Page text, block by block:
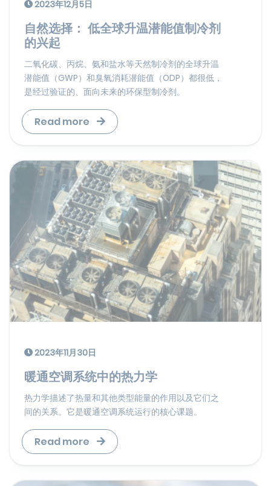
2023年12月5日
自然选择： 低全球升温潜能值制冷剂
的兴起
二氧化碳、丙烷、氨和盐水等天然制冷剂的全球升温
潜能值（GWP）和臭氧消耗潜能值（ODP）都很低，
是经过验证的、面向未来的环保型制冷剂。
Read more
2023年11月30日
暖通空调系统中的热力学
热力学描述了热量和其他类型能量的作用以及它们之
间的关系。它是暖通空调系统运行的核心课题。
Read more